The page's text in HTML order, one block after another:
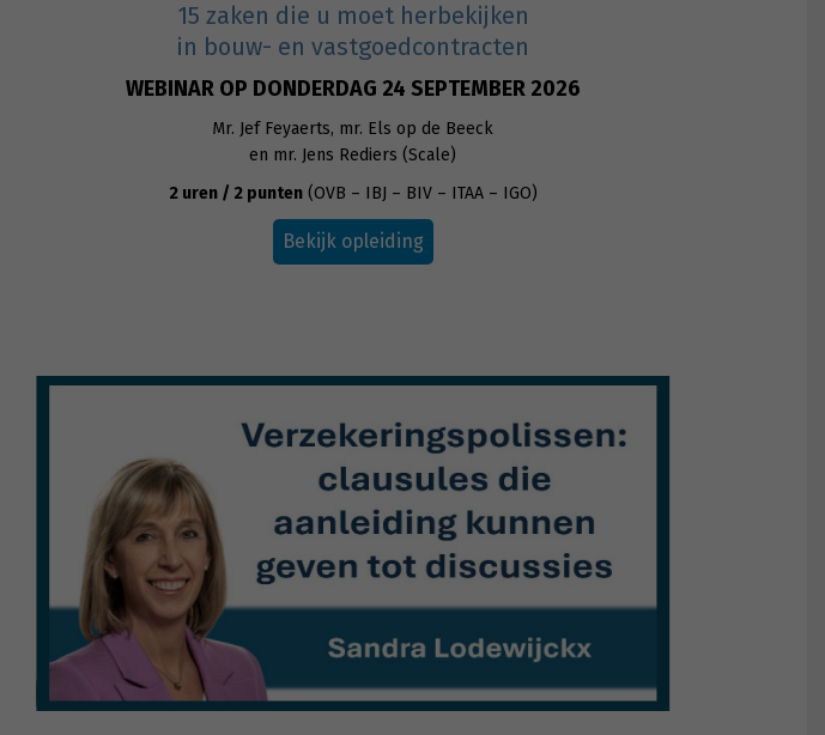
15 zaken die u moet herbekijken
in bouw- en vastgoedcontracten
WEBINAR OP DONDERDAG 24 SEPTEMBER 2026
Mr. Jef Feyaerts, mr. Els op de Beeck
en mr. Jens Rediers (Scale)
2 uren / 2 punten(OVB – IBJ – BIV – ITAA – IGO)
Bekijk opleiding